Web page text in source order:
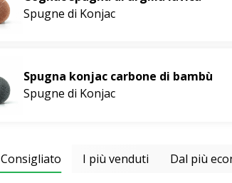
Spugne di Konjac
Spugna konjac carbone di bambù
Spugne di Konjac
Consigliato I più venduti Dal più